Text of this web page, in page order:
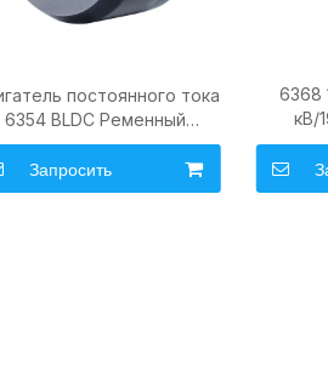
постоянного тока
6354 BLDC Ременный
190KV 2450W для
скейтборда
Longboard Scooter
Запросить
6368
кВ/